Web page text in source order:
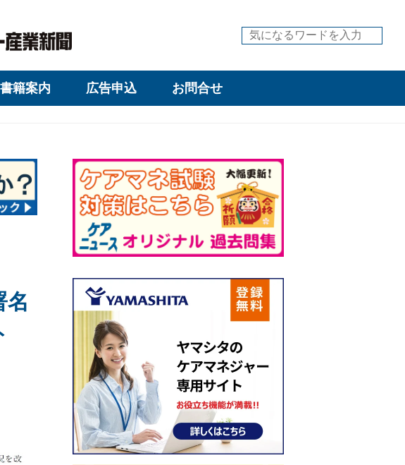
書籍案内 広告申込 お問合せ
名